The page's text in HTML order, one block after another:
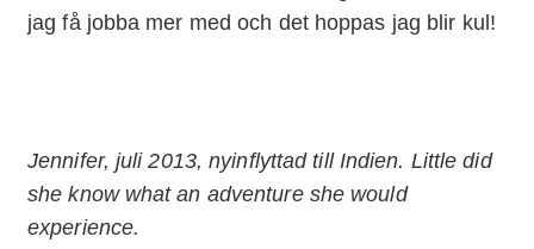
jag få jobba mer med och det hoppas jag blir kul!
Jennifer, juli 2013, nyinflyttad till Indien. Little did
she know what an adventure she would
experience.